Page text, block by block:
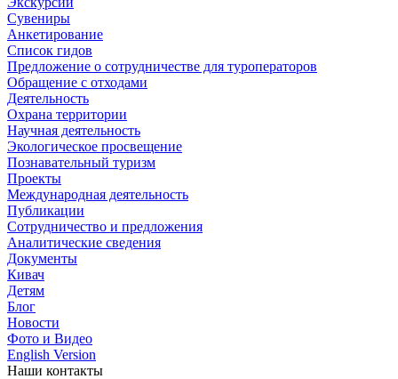
Сувениры
Анкетирование
Список гидов
Предложение о сотрудничестве для туроператоров
Обращение с отходами
Деятельность
Охрана территории
Научная деятельность
Экологическое просвещение
Познавательный туризм
Проекты
Международная деятельность
Публикации
Сотрудничество и предложения
Аналитические сведения
Документы
Кивач
Детям
Блог
Новости
Фото и Видео
English Version
Наши контакты